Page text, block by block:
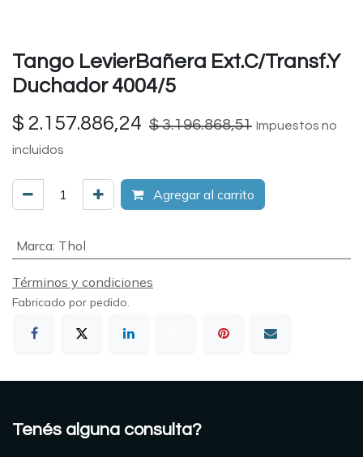
Tango LevierBañera Ext.C/Transf.Y
Duchador 4004/5
$ 2.157.886,24 $3.196.868,51 Impuestos no
incluidos
Agregar al carrito
Marca: Thol
Términos y condiciones
Fabricado por pedido.
Tenés alguna consulta?